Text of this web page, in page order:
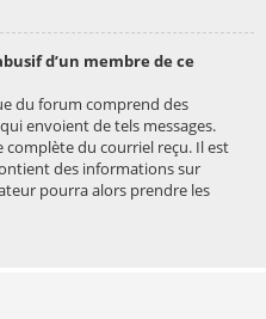
d’un membre de ce
du forum comprend des
envoient de tels messages.
complète du courriel reçu. Il est
des informations sur
pourra alors prendre les